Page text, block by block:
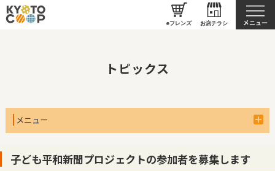
eフレンズ お店チラシ
京都生協について
トピックス
メニュー
子ども平和新聞プロジェクトの参加者を募集します